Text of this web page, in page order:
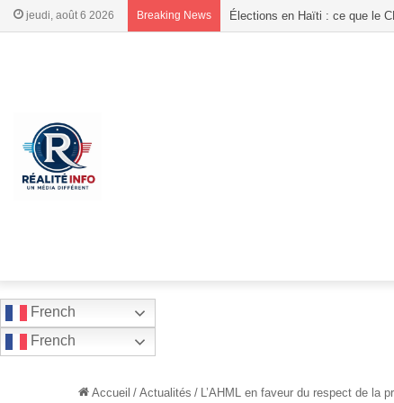
jeudi, août 6 2026 Breaking News 91 millions de gourdes,
French
French
Accueil / Actualités / L’AHML en faveur du respect de la